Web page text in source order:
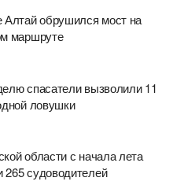
Алтай обрушился мост на
маршруте
спасатели вызволили 11
ловушки
области с начала лета
судоводителей